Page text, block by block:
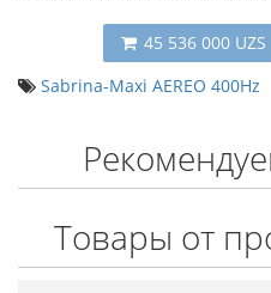
45 536 000 UZS
Sabrina-Maxi AEREO 400Hz
Товары от